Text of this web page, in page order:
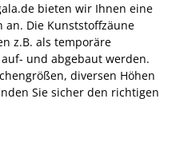
bieten wir Ihnen eine
an. Die Kunststoffzäune
z.B. als temporäre
und abgebaut werden.
diversen Höhen
Sie sicher den richtigen